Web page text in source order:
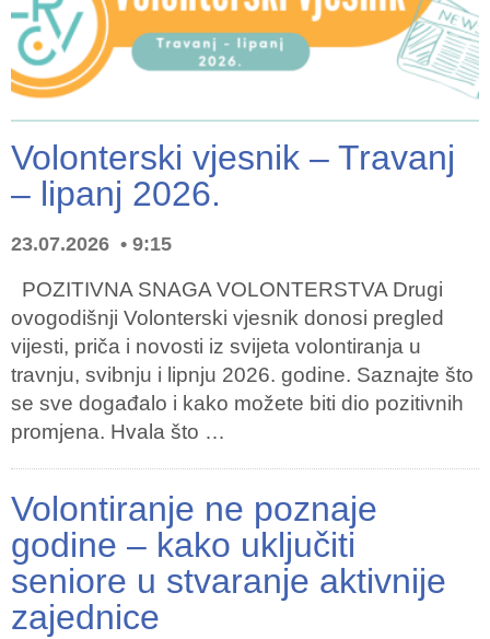
Volonterski vjesnik – Travanj
– lipanj 2026.
23.07.2026 9:15
POZITIVNA SNAGA VOLONTERSTVA Drugi
ovogodišnji Volonterski vjesnik donosi pregled
vijesti, priča i novosti iz svijeta volontiranja u
travnju, svibnju i lipnju 2026. godine. Saznajte što
se sve događalo i kako možete biti dio pozitivnih
promjena. Hvala što …
Volontiranje ne poznaje
godine – kako uključiti
seniore u stvaranje aktivnije
zajednice